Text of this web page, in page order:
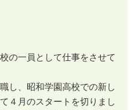
の一員として仕事をさせて
し、昭和学園高校での新し
４月のスタートを切りまし